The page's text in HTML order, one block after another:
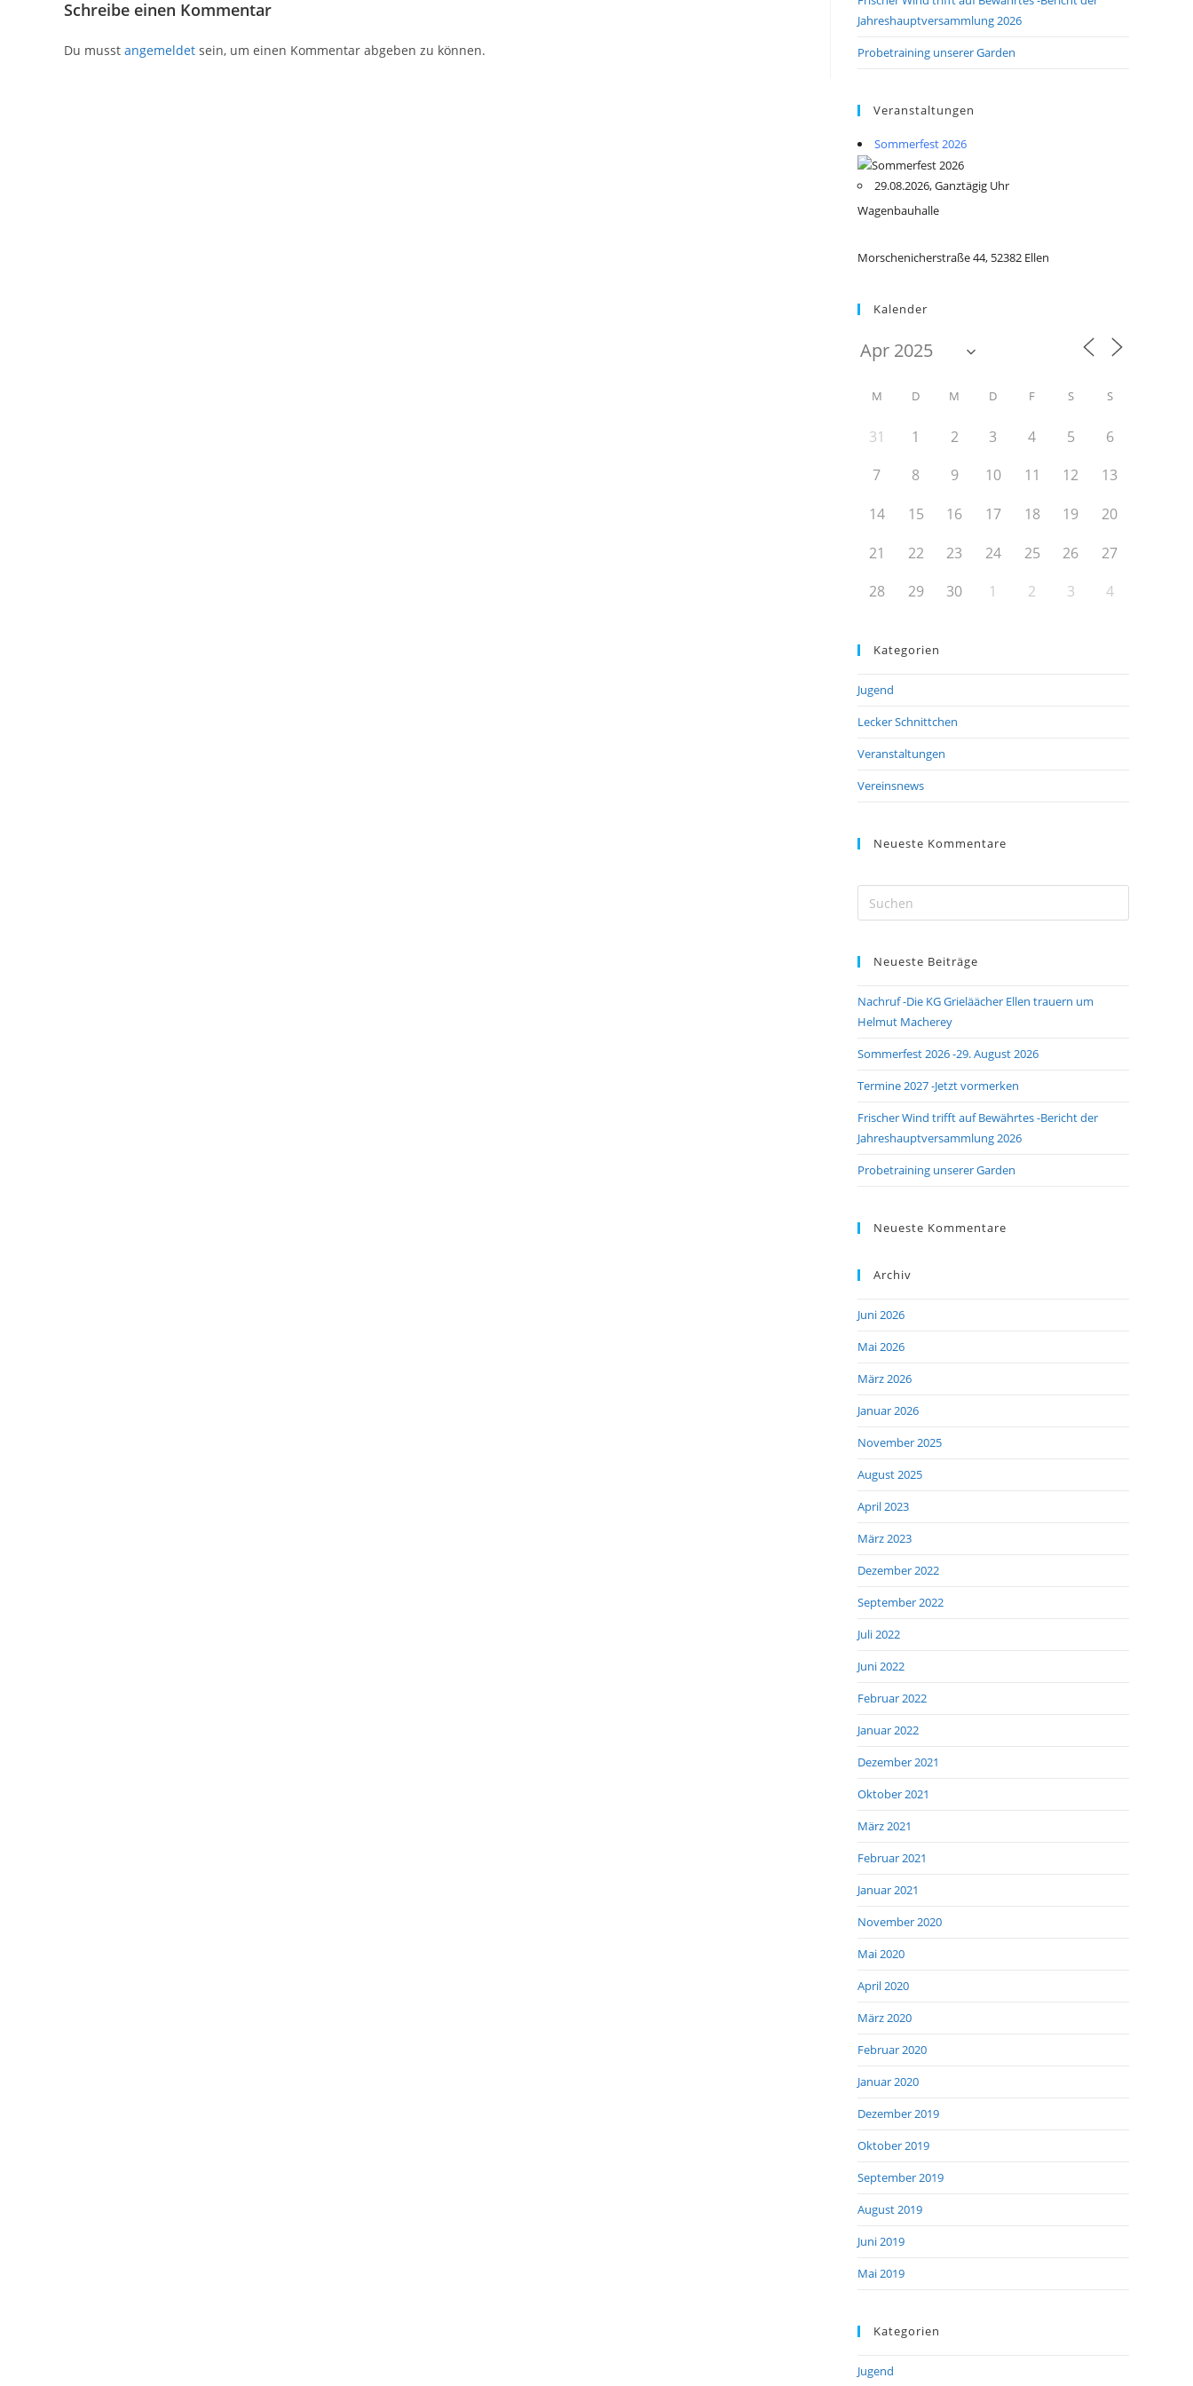
Schreibe einen Kommentar
Du musst angemeldet sein, um einen Kommentar abgeben zu können.
Jahreshauptversammlung 2026
Probetraining unserer Garden
Veranstaltungen
Sommerfest 2026
29.08.2026, Ganztägig Uhr
Wagenbauhalle
Morschenicherstraße 44, 52382 Ellen
Kalender
M D M D F S S
31 1 2 3 4 5
6
7
8 9 10 11 12
13
14
15 16 17 18 19
20
21
22 23 24 25 26
27
28
29 30 1 2 3 4
Kategorien
Jugend
Lecker Schnittchen
Veranstaltungen
Vereinsnews
Neueste Kommentare
Escape
Neueste Beiträge
Nachruf -Die KG Grieläächer Ellen trauern um
Helmut Macherey
Sommerfest 2026 -29. August 2026
Termine 2027 -Jetzt vormerken
Frischer Wind trifft auf Bewährtes -Bericht der
Jahreshauptversammlung 2026
Probetraining unserer Garden
Neueste Kommentare
Archiv
Juni 2026
Mai 2026
März 2026
Januar 2026
November 2025
August 2025
April 2023
März 2023
Dezember 2022
September 2022
Juli 2022
Juni 2022
Februar 2022
Januar 2022
Dezember 2021
Oktober 2021
März 2021
Februar 2021
Januar 2021
November 2020
Mai 2020
April 2020
März 2020
Februar 2020
Januar 2020
Dezember 2019
Oktober 2019
September 2019
August 2019
Juni 2019
Mai 2019
Kategorien
Jugend